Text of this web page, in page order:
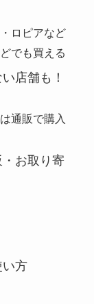
ロピアなど
でも買える
店舗も！
通販で購入
お取り寄
方